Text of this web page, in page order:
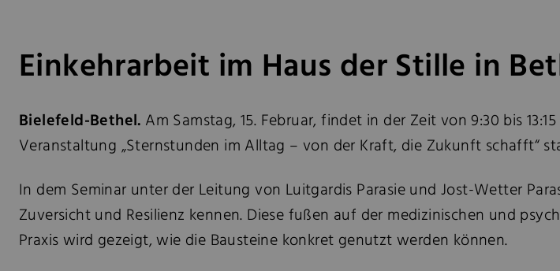
Einkehrarbeit im Haus der Stille in
Bielefeld-Bethel. Am Samstag, 15. Februar, findet in der Zeit von 9:30 bis
Veranstaltung „Sternstunden im Alltag – von der Kraft, die Zukunft schafft“
In dem Seminar unter der Leitung von Luitgardis Parasie und Jost-Wetter
Zuversicht und Resilienz kennen. Diese fußen auf der medizinischen und
Praxis wird gezeigt, wie die Bausteine konkret genutzt werden können.